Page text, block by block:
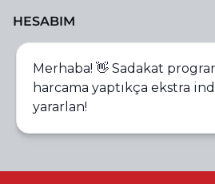
HESABIM
Merhaba! 👋 Sadakat
harcama yaptıkça ekstra
yararlan!